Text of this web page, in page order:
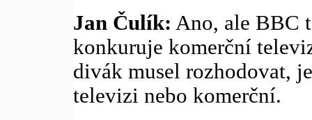
Jan Čulík: Ano, ale BBC
konkuruje komerční
divák musel rozhodovat,
televizi nebo komerční.